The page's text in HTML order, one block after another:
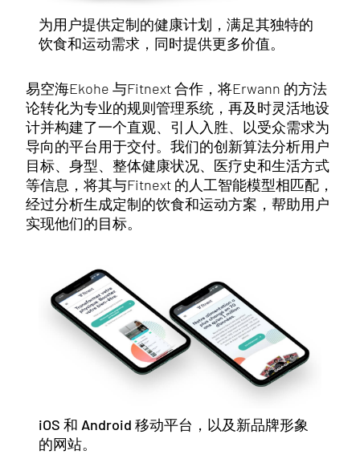
为用户提供定制的健康计划，满足其独特的
饮食和运动需求，同时提供更多价值。
易空海Ekohe 与Fitnext 合作，将Erwann 的方法
论转化为专业的规则管理系统，再及时灵活地设
计并构建了一个直观、引人入胜、以受众需求为
导向的平台用于交付。我们的创新算法分析用户
目标、身型、整体健康状况、医疗史和生活方式
等信息，将其与Fitnext 的人工智能模型相匹配，
经过分析生成定制的饮食和运动方案，帮助用户
实现他们的目标。
iOS 和 Android 移动平台，以及新品牌形象
的网站。